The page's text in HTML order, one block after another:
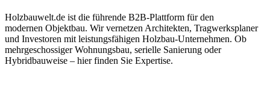
Holzbauwelt.de ist die führende B2B-Plattform für den
modernen Objektbau. Wir vernetzen Architekten, Tragwerksplaner
und Investoren mit leistungsfähigen Holzbau-Unternehmen. Ob
mehrgeschossiger Wohnungsbau, serielle Sanierung oder
Hybridbauweise – hier finden Sie Expertise.